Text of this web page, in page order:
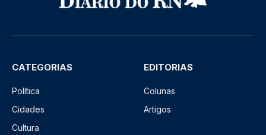
CATEGORIAS
Política
Cidades
Cultura
EDITORIAS
Colunas
Artigos